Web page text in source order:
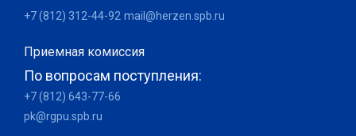
+7 (812) 312-44-92 mail@herzen.spb.ru
Приемная комиссия
По вопросам поступления:
+7 (812) 643-77-66
pk@rgpu.spb.ru